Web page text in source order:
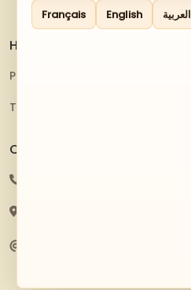
Helpful Resources
Privacy Policy
Terms And Conditions
Contact Us
Français English العربية